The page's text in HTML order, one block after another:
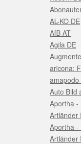
AL-KO DE
AfB AT
Agila DE
aricona:
Auto Bild
Aportha -
Artländer
Aportha -
Artländer